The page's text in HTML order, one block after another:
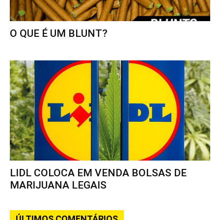
O QUE É UM BLUNT?
LIDL COLOCA EM VENDA BOLSAS DE
MARIJUANA LEGAIS